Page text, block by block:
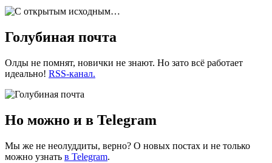
Голубиная почта
Олды не помнят, новички не знают. Но зато всё работает
идеально! RSS-канал.
Но можно и в Telegram
Мы же не неолуддиты, верно? О новых постах и не только
можно узнать в Telegram.